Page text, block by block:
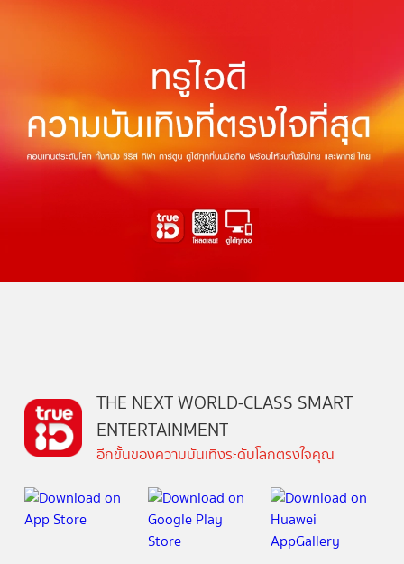
THE NEXT WORLD-CLASS SMART
ENTERTAINMENT
อีกขั้นของความบันเทิงระดับโลกตรงใจคุณ